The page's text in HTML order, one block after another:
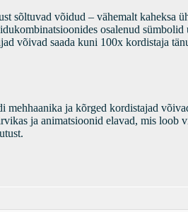
sõltuvad võidud – vähemalt kaheksa
osalenud sümbolid
võivad saada kuni 100x kordistaja
mehhaanika ja kõrged kordistajad
ja animatsioonid elavad, mis loob